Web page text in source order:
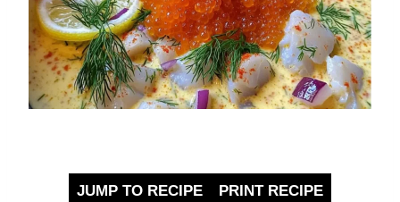
JUMP TO RECIPE PRINT RECIPE